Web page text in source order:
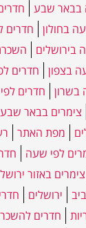
בבאר שבע
בחולון
חדרים
בירושלים
בצפון
חדרים
בשרון
חדרים
צימרים בבאר שבע
מפת האתר
לפי שעה
צימרים באזור
ירושלים
חדרים